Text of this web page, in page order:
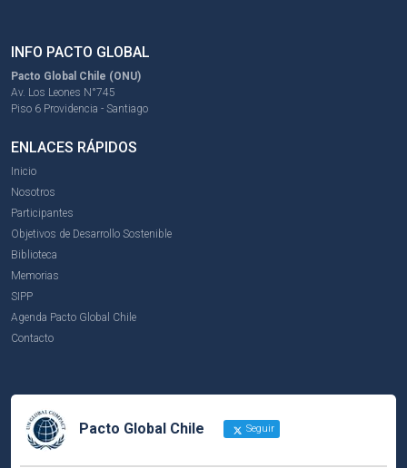
INFO PACTO GLOBAL
Pacto Global Chile (ONU)
Av. Los Leones N°745
Piso 6 Providencia - Santiago
ENLACES RÁPIDOS
Inicio
Nosotros
Participantes
Objetivos de Desarrollo Sostenible
Biblioteca
Memorias
SIPP
Agenda Pacto Global Chile
Contacto
Pacto Global Chile Seguir